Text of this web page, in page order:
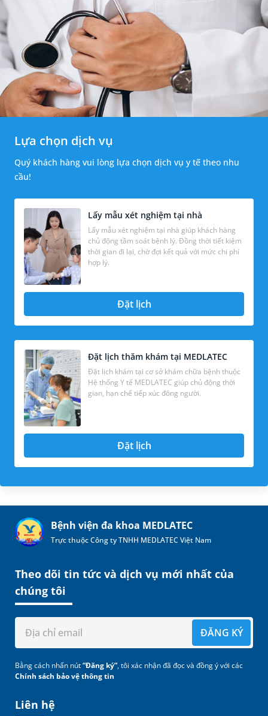
Lựa chọn dịch vụ
Quý khách hàng vui lòng lựa chọn dịch vụ y tế theo nhu
cầu!
Lấy mẫu xét nghiệm tại nhà
Lấy mẫu xét nghiệm tại nhà giúp khách hàng
chủ động tầm soát bệnh lý. Đồng thời tiết kiệm
thời gian đi lại, chờ đợi kết quả với mức chi phí
hợp lý.
Đặt lịch
Đặt lịch thăm khám tại MEDLATEC
Đặt lịch khám tại cơ sở khám chữa bệnh thuộc
Hệ thống Y tế MEDLATEC giúp chủ động thời
gian, hạn chế tiếp xúc đông người.
Đặt lịch
Bệnh viện đa khoa MEDLATEC
Trực thuộc Công ty TNHH MEDLATEC Việt Nam
Liên hệ
Theo dõi tin tức và dịch vụ mới nhất của
chúng tôi
ĐĂNG KÝ
Bằng cách nhấn nút“Đăng ký”, tôi xác nhận đã đọc và đồng ý với các
Chính sách bảo vệ thông tin